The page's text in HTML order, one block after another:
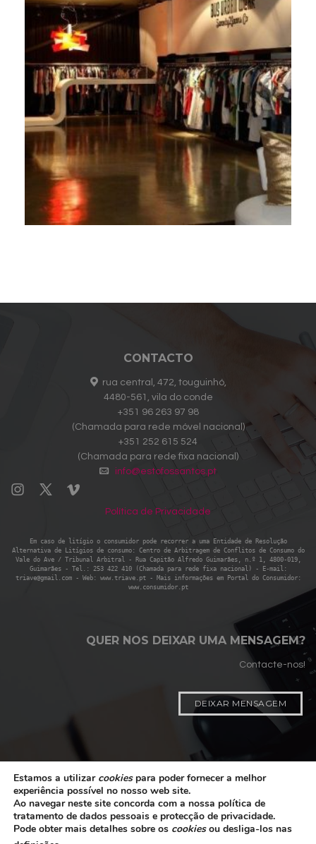
CONTACTO
rua central, 472, touguinhó,
4480-561, vila do conde
+351 96 263 97 98
(Chamada para rede móvel nacional)
+351 252 615 524
(Chamada para rede fixa nacional)
info@estofossantos.pt
Política de Privacidade
Em caso de litígio o consumidor pode recorrer a uma Entidade de Resolução
Alternativa de Litígios de consumo: Centro de Arbitragem de Conflitos de Consumo do
Vale do Ave / Tribunal Arbitral - Rua Capitão Alfredo Guimarães, n.º 1, 4800-019,
Guimarães - Tel.: 253 422 410 (Chamada para rede fixa nacional) - E-mail:
triave@gmail.com - Web: www.triave.pt - Mais informações em Portal do Consumidor:
www.consumidor.pt
QUER NOS DEIXAR UMA MENSAGEM?
Contacte-nos!
DEIXAR MENSAGEM
©2026 santos, estofos e interiores
Estamos a utilizar cookies para poder fornecer a melhor
experiência possível no nosso web site.
Ao navegar neste site concorda com a nossa política de
tratamento de dados pessoais e protecção de privacidade.
Pode obter mais detalhes sobre os cookiesou desliga-los nas